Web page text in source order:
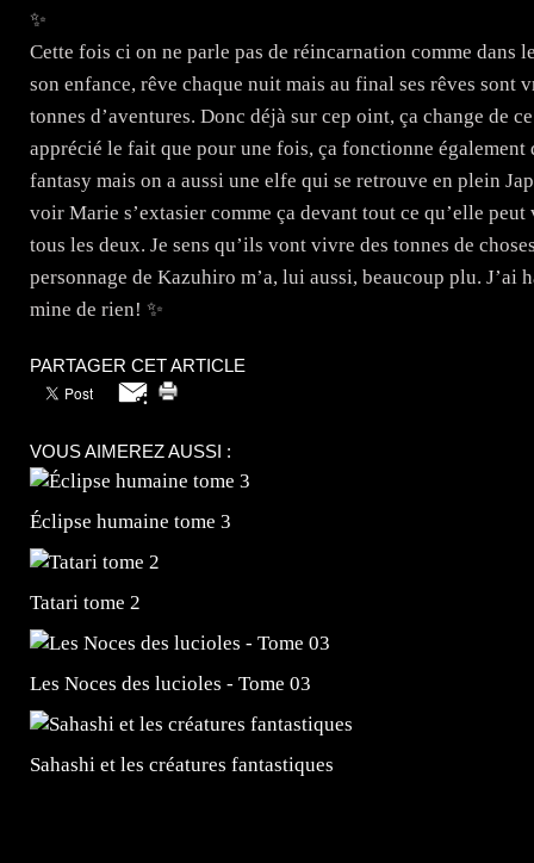
✨️
Cette fois ci on ne parle pas de réincarnation comme dans
son enfance, rêve chaque nuit mais au final ses rêves
tonnes d’aventures. Donc déjà sur cep oint, ça change de
apprécié le fait que pour une fois, ça fonctionne également
fantasy mais on a aussi une elfe qui se retrouve en plein
voir Marie s’extasier comme ça devant tout ce qu’elle
tous les deux. Je sens qu’ils vont vivre des tonnes de
personnage de Kazuhiro m’a, lui aussi, beaucoup plu. J’ai
mine de rien! ✨️
PARTAGER CET ARTICLE
VOUS AIMEREZ AUSSI :
Éclipse humaine tome 3
Tatari tome 2
Les Noces des lucioles - Tome 03
Sahashi et les créatures fantastiques